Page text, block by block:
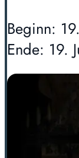
Beginn:
Ende: 19.